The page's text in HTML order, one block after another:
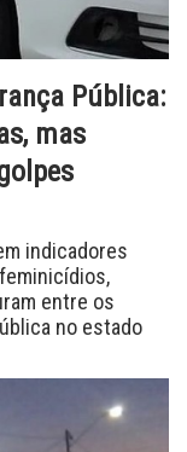
Pública:
mas
indicadores
entre os
no estado